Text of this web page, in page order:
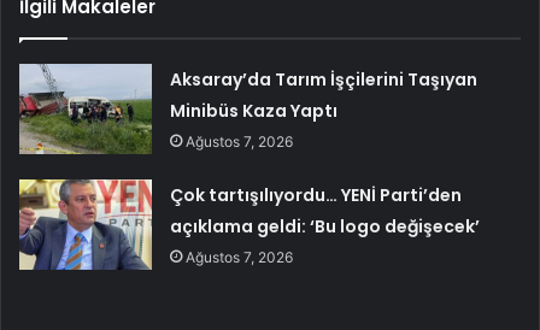
İlgili Makaleler
Aksaray’da Tarım İşçilerini Taşıyan
Minibüs Kaza Yaptı
Ağustos 7, 2026
Çok tartışılıyordu… YENİ Parti’den
açıklama geldi: ‘Bu logo değişecek’
Ağustos 7, 2026